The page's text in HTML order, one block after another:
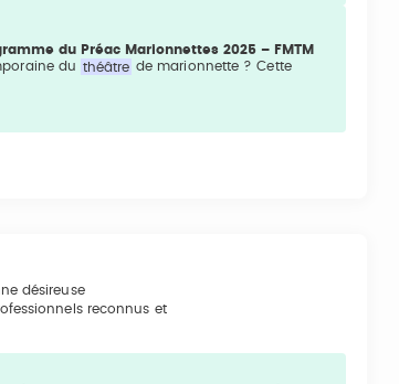
du Préac Marionnettes 2025 – FMTM
du théâtre de marionnette ? Cette
désireuse
reconnus et